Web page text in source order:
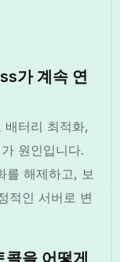
가 계속 연
배터리 최적화,
원인입니다.
를 해제하고, 보
적인 서버로 변
을 어떻게